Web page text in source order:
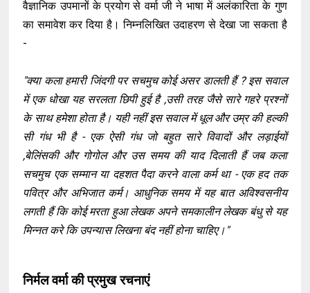
वैज्ञानिक उपमानों के प्रयोग से वर्मा जी ने भाषा में अलंकारिता के गुण
का समावेश कर दिया है। निम्नलिखित उदाहरण से देखा जा सकता है
-
"क्या कला हमारी जिंदगी पर सचमुच कोई असर डालती हैं ? इस सवाल
में एक धोखा यह सरलता छिपी हुई है ,उसी तरह जैसे सारे गहरे प्रश्नों
के साथ हमेशा होता है। यही नहीं इस सवाल में धूल और उम्र की हल्की
सी गंध भी है - एक ऐसी गंध जो बहुत सारे विवादों और लड़ाईयों
,बेलिंसकी और गोगोल और उस समय की याद दिलाती हैं जब कला
सचमुच एक सम्मान या दहशत पैदा करने वाला कर्म था - एक हद तक
पवित्र और अभिजात कर्म। आधुनिक समय में यह बात अविश्वसनीय
लगती हैं कि कोई मरता हुआ लेखक अपने समकालीन लेखक बंधु से यह
मिन्नत करे कि उपन्यास लिखना बंद नहीं होना चाहिए।"
निर्मल वर्मा की प्रमुख रचनाएं